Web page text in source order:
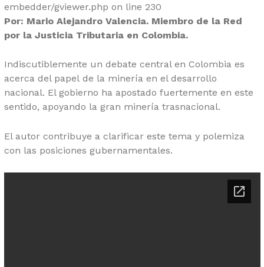
embedder/gviewer.php on line 230
Por: Mario Alejandro Valencia. Miembro de la Red
por la Justicia Tributaria en Colombia.
Indiscutiblemente un debate central en Colombia es
acerca del papel de la minería en el desarrollo
nacional. El gobierno ha apostado fuertemente en este
sentido, apoyando la gran minería trasnacional.
El autor contribuye a clarificar este tema y polemiza
con las posiciones gubernamentales.